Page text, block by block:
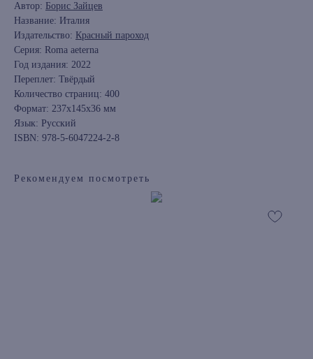
Автор: Борис Зайцев
Название: Италия
Издательство: Красный пароход
Серия: Roma aeterna
Год издания: 2022
Переплет: Твёрдый
Количество страниц: 400
Формат: 237x145x36 мм
Язык: Русский
ISBN: 978-5-6047224-2-8
Рекомендуем посмотреть